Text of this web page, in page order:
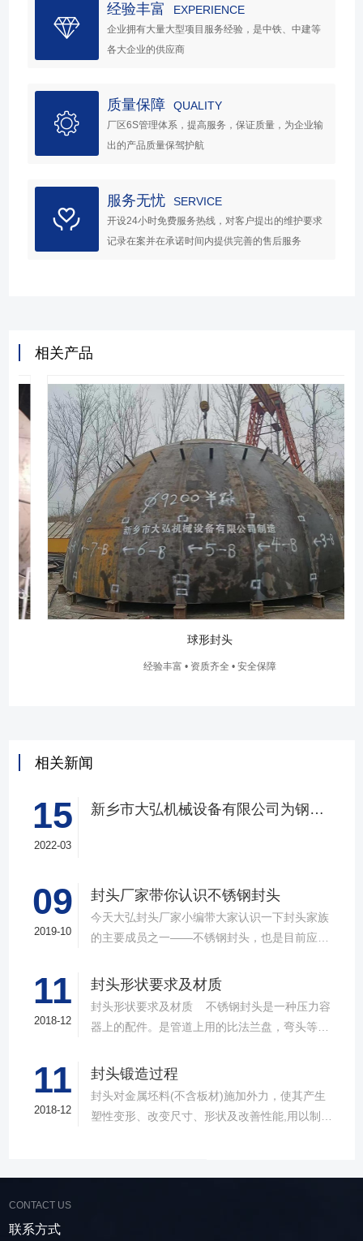
经验丰富 EXPERIENCE
企业拥有大量大型项目服务经验，是中铁、中建等
各大企业的供应商
质量保障 QUALITY
厂区6S管理体系，提高服务，保证质量，为企业输
出的产品质量保驾护航
服务无忧 SERVICE
开设24小时免费服务热线，对客户提出的维护要求
记录在案并在承诺时间内提供完善的售后服务
相关产品
球形封头
经验丰富 • 资质齐全 • 安全保障
相关新闻
15
2022-03
新乡市大弘机械设备有限公司为钢厂定制大型封头
09
2019-10
​封头厂家带你认识不锈钢封头
今天大弘封头厂家小编带大家认识一下封头家族
的主要成员之一——不锈钢封头，也是目前应用
突出。接下来我们就一起来了解下不锈钢封头
吧。不锈钢封头顾名思义主要是用来封堵不锈钢
管道的产品，作用和其他的封头一样，比较大的
用于液体、蒸汽还有气体的介质。在形状上，不
锈钢封头也能分为很多类型，常见的有球形、碟
形、椭圆形、锥壳、球冠型、平盖等几种，这部
耐酸、耐碱与耐高温性能尤为突出，此外其制作
11
2018-12
封头形状要求及材质
封头形状要求及材质 不锈钢封头是一种压力容
器上的配件。是管道上用的比法兰盘，弯头等产
的， 封头制造商的作用与盲板是有异曲同工之效
的。全是到了头了，把管道给封起来，所不同的
是封头焊上之后就不能拆下来了。而盲板是可以
11
2018-12
封头锻造过程
封头对金属坯料(不含板材)施加外力，使其产生
塑性变形、改变尺寸、形状及改善性能,用以制造
脆区)，达到700-800℃时，变形阻力将急剧减
CONTACT US
联系方式